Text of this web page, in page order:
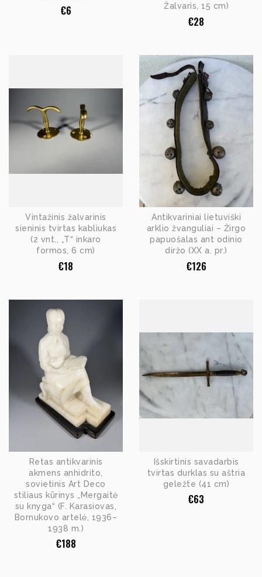
€6
Žalvaris, 15 cm)
€28
Vintažinis žalvarinis
sieninis tvirtas kabliukas
(2 vnt., „T“ inkaro
formos, 6 cm)
€18
Antikvariniai lietuviški
arklio žvanguliai – Žirgo
papuošalas ant odinio
diržo (XX a. pr.)
€126
Retas antikvarinis
akmens anhidrito,
sovietinis Art Deco
stiliaus kūrinys „Mergaitė
su knyga“ (F. Karasiovas,
Bornukovo artelė, 1936–
1938 m.)
€188
Išskirtinis savadarbis
tvirtas durklas su aštria
geležte (41 cm)
€63